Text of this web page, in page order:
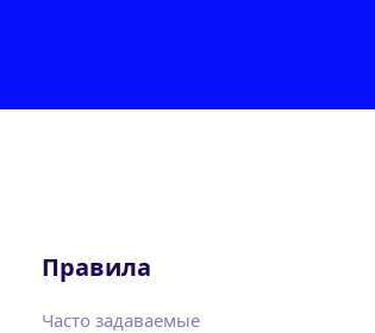
Правила
Часто задаваемые